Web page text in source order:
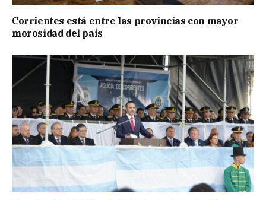
Corrientes está entre las provincias con mayor
morosidad del país